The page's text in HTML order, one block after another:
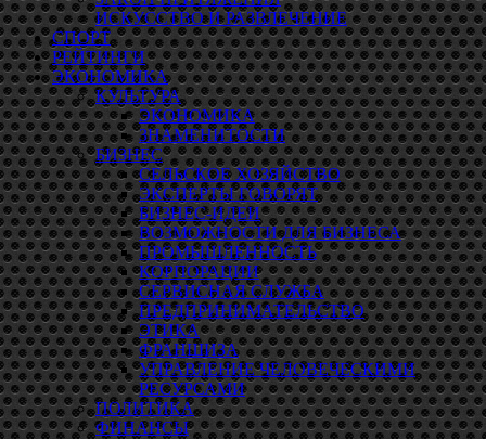
ИСКУССТВО И РАЗВЛЕЧЕНИЕ
СПОРТ
РЕЙТИНГИ
ЭКОНОМИКА
КУЛЬТУРА
ЭКОНОМИКА
ЗНАМЕНИТОСТИ
БИЗНЕС
СЕЛЬСКОЕ ХОЗЯЙСТВО
ЭКСПЕРТЫ ГОВОРЯТ
БИЗНЕС-ИДЕИ
ВОЗМОЖНОСТИ ДЛЯ БИЗНЕСА
ПРОМЫШЛЕННОСТЬ
КОРПОРАЦИИ
СЕРВИСНАЯ СЛУЖБА
ПРЕДПРИНИМАТЕЛЬСТВО
ЭТИКА
ФРАНШИЗА
УПРАВЛЕНИЕ ЧЕЛОВЕЧЕСКИМИ
РЕСУРСАМИ
ПОЛИТИКА
ФИНАНСЫ